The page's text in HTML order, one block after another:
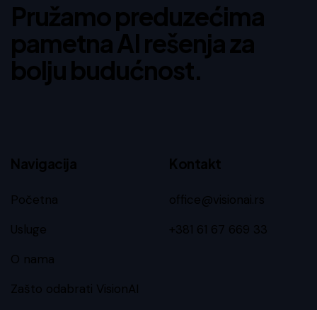
Pružamo preduzećima
pametna AI rešenja za
bolju budućnost.
Navigacija
Početna
Usluge
O nama
Zašto odabrati VisionAI
Kontakt
office@visionai.rs
+381 61 67 669 33